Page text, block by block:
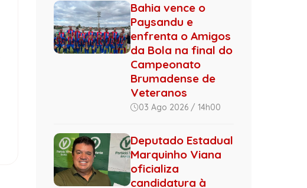
Bahia vence o
Paysandu e
enfrenta o Amigos
da Bola na final do
Campeonato
Brumadense de
Veteranos
03 Ago 2026 / 14h00
Deputado Estadual
Marquinho Viana
oficializa
candidatura à